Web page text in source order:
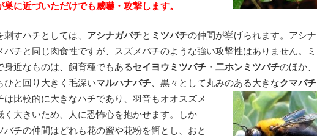
巣に近づいただけでも威嚇・攻撃します。
すハチとしては、 アシナガバチと ミツバチの仲間が挙げられます。アシナ
バチと同じ肉食性ですが、スズメバチのような強い攻撃性はありません。ミ
身近なものは、飼育種でもあるセイヨウミツバチ ・ 二ホンミツバチのほか、
ひと回り大きく毛深いマルハナバチ 、黒々として丸みのある大きなクマバチ
は比較的に大きなハチであり、羽音もオオスズメ
く大きいため、人に恐怖心を抱かせます。しか
バチの仲間はどれも花の蜜や花粉を餌とし、おと